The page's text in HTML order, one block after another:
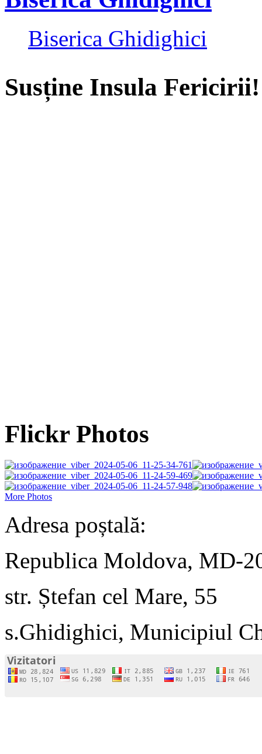
Biserica Ghidighici
Susține Insula Fericirii!
Flickr Photos
More Photos
Adresa poștală:
Republica Moldova, MD-
str. Ștefan cel Mare, 55
s.Ghidighici, Municipiul